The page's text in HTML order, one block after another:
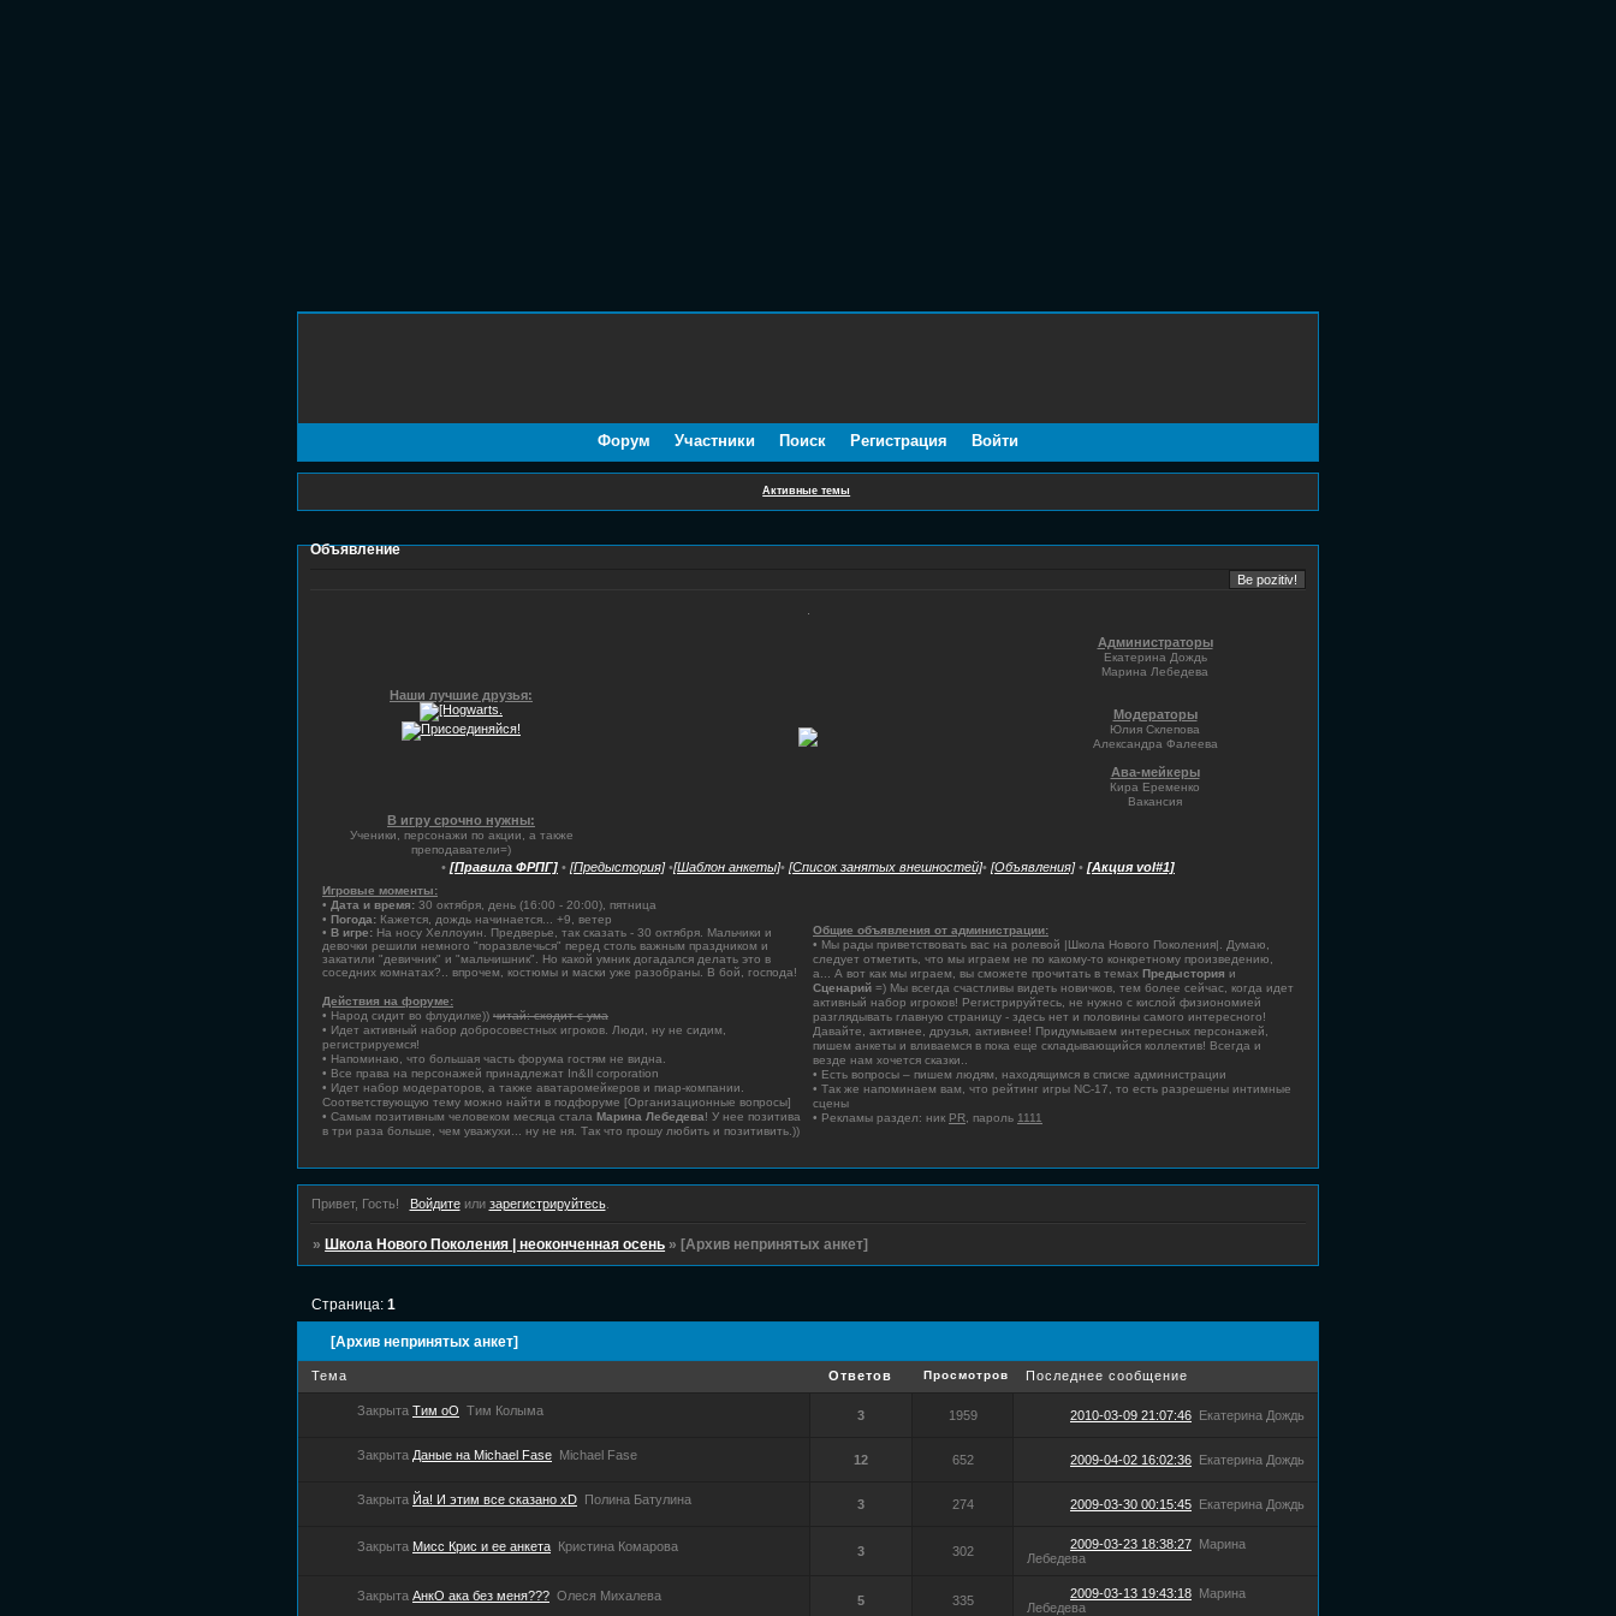
Форум Участники Поиск Регистрация Войти
Активные темы
Объявление
Наши лучшие друзья:
Администраторы
Екатерина Дождь
Марина Лебедева
Модераторы
Юлия Склепова
Александра Фалеева
Ава-мейкеры
Кира Еременко
Вакансия
В игру срочно нужны:
Ученики, персонажи по акции, а также
преподаватели=)
• [Правила ФРПГ] • [Предыстория]•[Шаблон анкеты]• [Список занятых внешностей]• [Объявления]• [Акция vol#1]
Игровые моменты:
• Дата и время: 30 октября, день (16:00 - 20:00), пятница
• Погода: Кажется, дождь начинается... +9, ветер
• В игре: На носу Хеллоуин. Предверье, так сказать - 30 октября. Мальчики и
девочки решили немного "поразвлечься" перед столь важным праздником и
закатили "девичник" и "мальчишник". Но какой умник догадался делать это в
соседних комнатах?.. впрочем, костюмы и маски уже разобраны. В бой, господа!
Действия на форуме:
• Народ сидит во флудилке)) читай: сходит с ума
• Идет активный набор добросовестных игроков. Люди, ну не сидим,
регистрируемся!
• Напоминаю, что большая часть форума гостям не видна.
• Все права на персонажей принадлежат In&Il corporation
• Идет набор модераторов, а также аватаромейкеров и пиар-компании.
Соответствующую тему можно найти в подфоруме [Организационные вопросы]
• Самым позитивным человеком месяца стала Марина Лебедева! У нее позитива
в три раза больше, чем уважухи... ну не ня. Так что прошу любить и позитивить.))
Общие объявления от администрации:
• Мы рады приветствовать вас на ролевой |Школа Нового Поколения|. Думаю,
следует отметить, что мы играем не по какому-то конкретному произведению,
а... А вот как мы играем, вы сможете прочитать в темах Предыстория и
Сценарий =) Мы всегда счастливы видеть новичков, тем более сейчас, когда идет
активный набор игроков! Регистрируйтесь, не нужно с кислой физиономией
разглядывать главную страницу - здесь нет и половины самого интересного!
Давайте, активнее, друзья, активнее! Придумываем интересных персонажей,
пишем анкеты и вливаемся в пока еще складывающийся коллектив! Всегда и
везде нам хочется сказки..
• Есть вопросы – пишем людям, находящимся в списке администрации
• Так же напоминаем вам, что рейтинг игры NC-17, то есть разрешены интимные
сцены
• Рекламы раздел: ник PR, пароль 1111
Привет, Гость! Войдитеили зарегистрируйтесь.
» Школа Нового Поколения | неоконченная осень » [Архив непринятых анкет]
[Архив непринятых анкет]
Страница:1
Тема Ответов Просмотров Последнее сообщение
Закрыта Тим oO Тим Колыма 3 1959 2010-03-09 21:07:46 Екатерина Дождь
Закрыта Даные на Michael Fase Michael Fase 12 652 2009-04-02 16:02:36 Екатерина Дождь
Закрыта Йа! И этим все сказано xD Полина Батулина 3 274 2009-03-30 00:15:45 Екатерина Дождь
Закрыта Мисс Крис и ее анкета Кристина Комарова 3 302 2009-03-23 18:38:27
Марина
Лебедева
Закрыта АнкО ака без меня??? Олеся Михалева 5 335 2009-03-13 19:43:18
Марина
Лебедева